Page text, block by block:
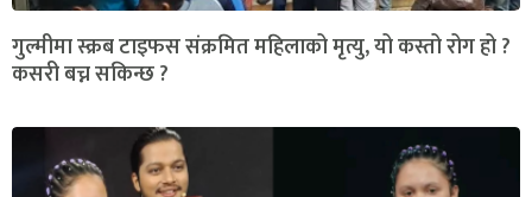
गुल्मीमा स्क्रब टाइफस संक्रमित महिलाको मृत्यु, यो कस्तो रोग हो ?
कसरी बच्न सकिन्छ ?